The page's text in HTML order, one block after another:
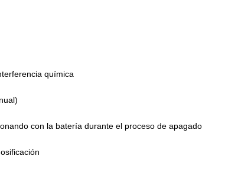
química
con la batería durante el proceso de apagado